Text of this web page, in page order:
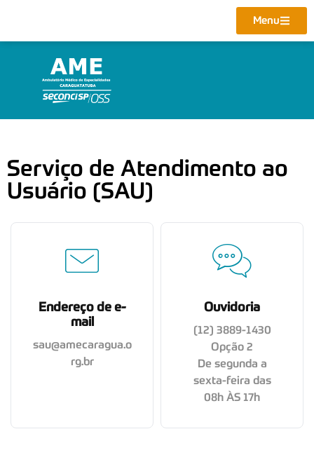
Menu
Serviço de Atendimento ao
Usuário (SAU)
Endereço de e-
mail
sau@amecaragua.o
rg.br
Ouvidoria
(12) 3889-1430
Opção 2
De segunda a
sexta-feira das
08h ÀS 17h